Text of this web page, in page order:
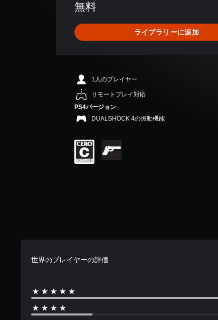
は
1
、
均
価
は
5
段
中
4
6
無料
ライブラリーに追加
1人のプレイヤー
リモートプレイ対応
PS4バージョン
DUALSHOCK 4の振動機能
世界のプレイヤーの評価